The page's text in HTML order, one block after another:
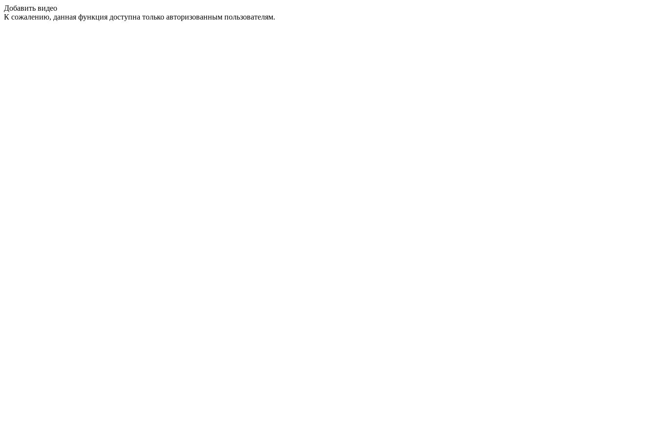
Добавить видео
К сожалению, данная функция доступна только авторизованным пользователям.